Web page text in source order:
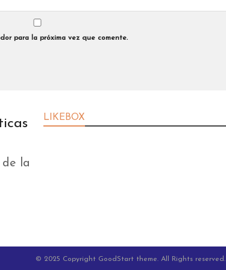
para la próxima vez que comente.
la
LIKEBOX
© 2025 Copyright GoodStart theme. All Rights reserved.